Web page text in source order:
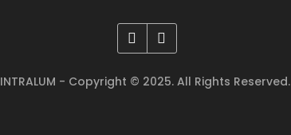
INTRALUM - Copyright © 2025. All Rights Reserved.